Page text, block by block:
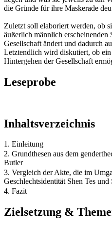
die Gründe für ihre Maskerade
Zuletzt soll elaboriert werden, ob
äußerlich männlich erscheinenden
Gesellschaft ändert und dadurch
Letztendlich wird diskutiert, ob ein
Hintergehen der Gesellschaft
Leseprobe
Inhaltsverzeichnis
1. Einleitung
2. Grundthesen aus dem
Butler
3. Vergleich der Akte, die im
Geschlechtsidentität Shen Tes
4. Fazit
Zielsetzung &